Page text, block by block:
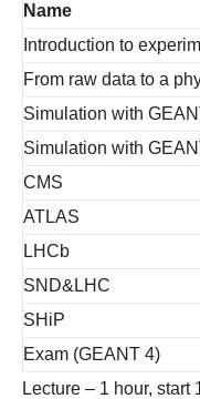
Name
Introduction to
From raw data to a
Simulation with
Simulation with
CMS
ATLAS
LHCb
SND&LHC
SHiP
Exam (GEANT 4)
Lecture – 1 hour, start